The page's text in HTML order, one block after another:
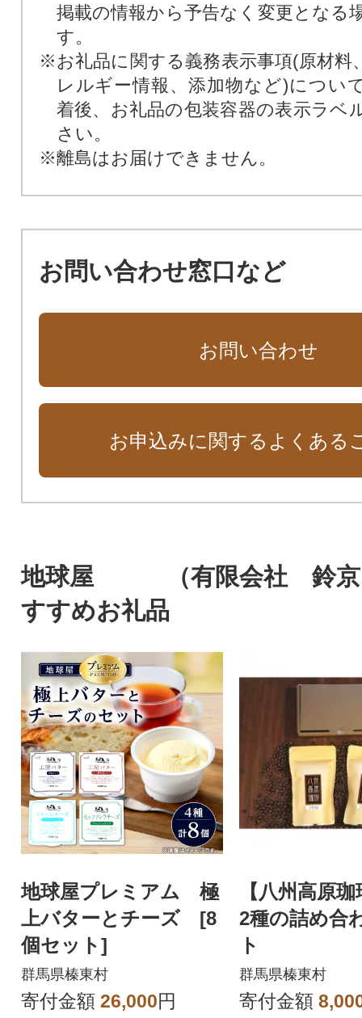
掲載の情報から予告なく変更となる
す。
※お礼品に関する義務表示事項(原材料
レルギー情報、添加物など)につい
着後、お礼品の包装容器の表示ラベ
さい。
※離島はお届けできません。
お問い合わせ窓口など
お問い合わせ
お申込みに関するよくある
地球屋 （有限会社 鈴京
すすめお礼品
地球屋プレミアム 極
上バターとチーズ [8
個セット]
群馬県榛東村
寄付金額 26,000円
【八州高原
2種の詰め合
ト
群馬県榛東村
寄付金額